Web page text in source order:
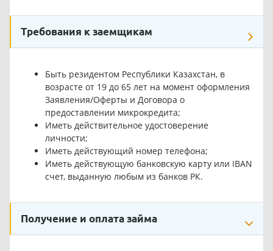
Требования к заемщикам
Быть резидентом Республики Казахстан, в
возрасте от 19 до 65 лет на момент оформления
Заявления/Оферты и Договора о
предоставлении микрокредита;
Иметь действительное удостоверение
личности;
Иметь действующий номер телефона;
Иметь действующую банковскую карту или IBAN
счет, выданную любым из банков РК.
Получение и оплата займа